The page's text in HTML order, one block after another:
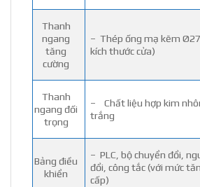
Thanh
ngang
tăng
cường
– Thép ống mạ kẽm
kích thước cửa)
Thanh
ngang đối
trọng
– Chất liệu hợp kim
trắng
Bảng điều
khiển
– PLC, bộ chuyển đổi,
đổi, công tắc (với mức
cấp)